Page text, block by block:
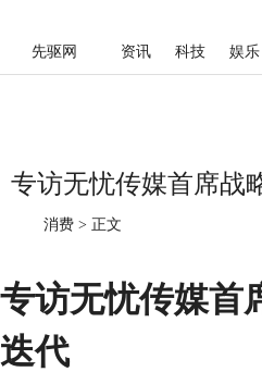
先驱网 资讯 科技 娱乐
专访无忧传媒首席战
消费 > 正文
专访无忧传媒首
迭代